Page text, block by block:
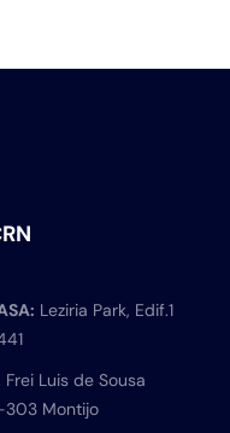
Leziria Park, Edif.1
Frei Luis de Sousa
303 Montijo